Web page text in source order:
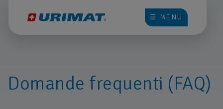
☰ MENU
Domande frequenti (FAQ)